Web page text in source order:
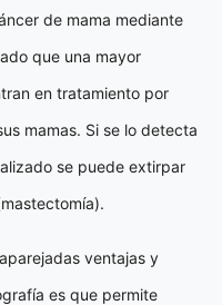
de mama mediante
que una mayor
en tratamiento por
mamas. Si se lo detecta
se puede extirpar
ventajas y
es que permite